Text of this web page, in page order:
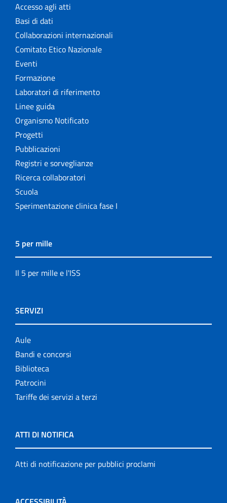
Accesso agli atti
Basi di dati
Collaborazioni internazionali
Comitato Etico Nazionale
Eventi
Formazione
Laboratori di riferimento
Linee guida
Organismo Notificato
Progetti
Pubblicazioni
Registri e sorveglianze
Ricerca collaboratori
Scuola
Sperimentazione clinica fase I
5 per mille
Il 5 per mille e l'ISS
SERVIZI
Aule
Bandi e concorsi
Biblioteca
Patrocini
Tariffe dei servizi a terzi
ATTI DI NOTIFICA
Atti di notificazione per pubblici proclami